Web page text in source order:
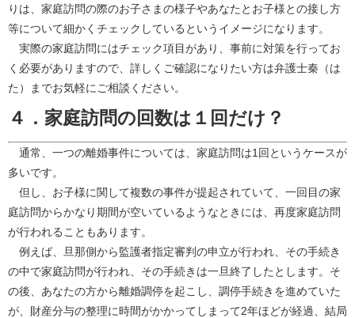
りは、家庭訪問の際のお子さまの様子やあなたとお子様との接し方
等について細かくチェックしているというイメージになります。
実際の家庭訪問にはチェック項目があり、事前に対策を行ってお
く必要がありますので、詳しくご確認になりたい方は弁護士秦（は
た）までお気軽にご相談ください。
４．家庭訪問の回数は１回だけ？
通常、一つの離婚事件については、家庭訪問は1回というケースが
多いです。
但し、お子様に関して複数の事件が提起されていて、一回目の家
庭訪問からかなり期間が空いているようなときには、再度家庭訪問
が行われることもあります。
例えば、旦那側から監護者指定審判の申立が行われ、その手続き
の中で家庭訪問が行われ、その手続きは一旦終了したとします。そ
の後、あなたの方から離婚調停を起こし、調停手続きを進めていた
が、財産分与の整理に時間がかかってしまって2年ほどが経過、結局